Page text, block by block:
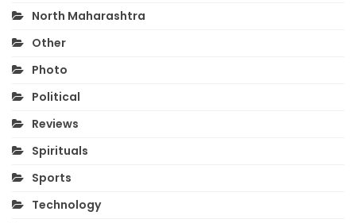
North Maharashtra
Other
Photo
Political
Reviews
Spirituals
Sports
Technology